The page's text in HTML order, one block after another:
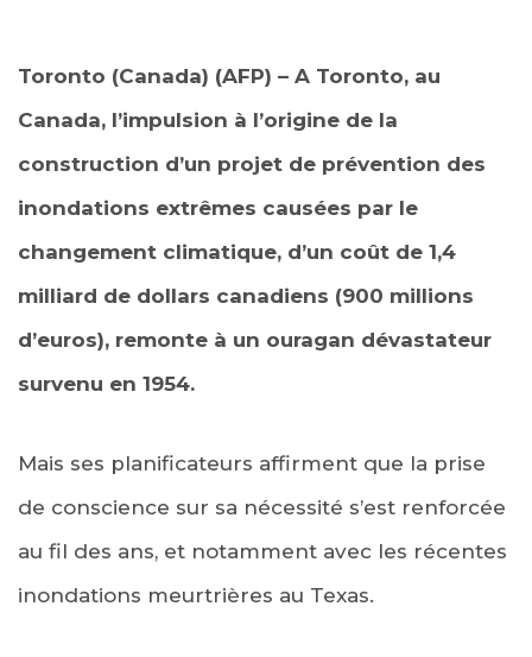
Toronto (Canada) (AFP) – A Toronto, au
Canada, l’impulsion à l’origine de la
construction d’un projet de prévention des
inondations extrêmes causées par le
changement climatique, d’un coût de 1,4
milliard de dollars canadiens (900 millions
d’euros), remonte à un ouragan dévastateur
survenu en 1954.
Mais ses planificateurs affirment que la prise
de conscience sur sa nécessité s’est renforcée
au fil des ans, et notamment avec les récentes
inondations meurtrières au Texas.